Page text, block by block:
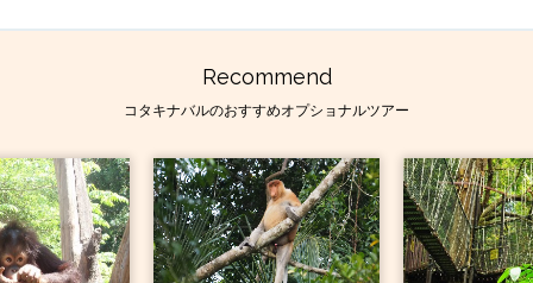
Recommend
コタキナバルのおすすめオプショナルツアー